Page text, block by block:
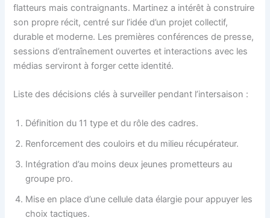
flatteurs mais contraignants. Martinez a intérêt à construire
son propre récit, centré sur l’idée d’un projet collectif,
durable et moderne. Les premières conférences de presse,
sessions d’entraînement ouvertes et interactions avec les
médias serviront à forger cette identité.
Liste des décisions clés à surveiller pendant l’intersaison :
Définition du 11 type et du rôle des cadres.
Renforcement des couloirs et du milieu récupérateur.
Intégration d’au moins deux jeunes prometteurs au
groupe pro.
Mise en place d’une cellule data élargie pour appuyer les
choix tactiques.